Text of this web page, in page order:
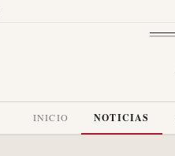
INICIO NOTICIAS